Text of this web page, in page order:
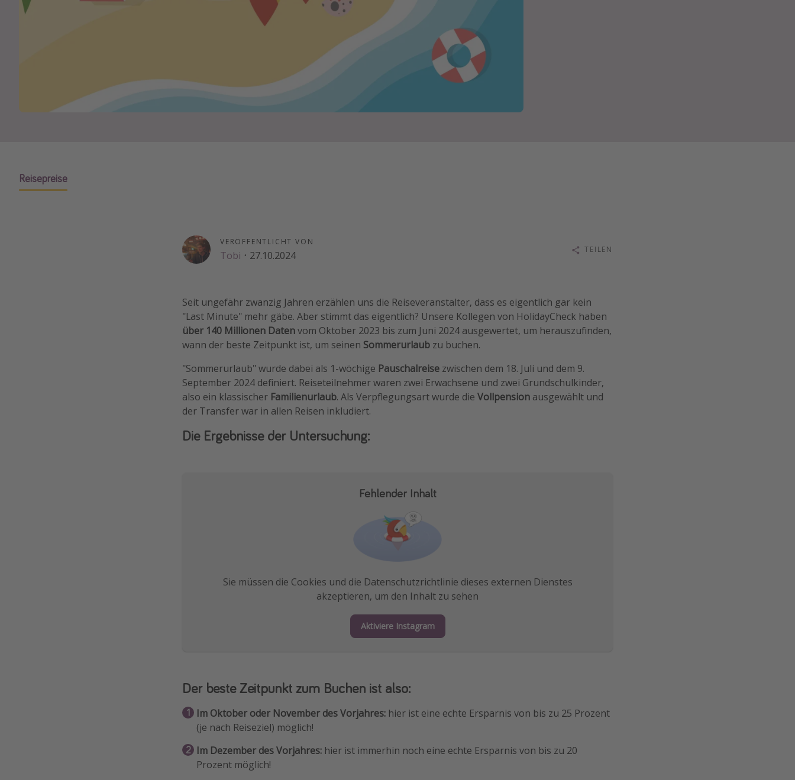
Reisepreise
VERÖFFENTLICHT VON
Tobi · 27.10.2024 TEILEN
Seit ungefähr zwanzig Jahren erzählen uns die Reiseveranstalter, dass es eigentlich gar kein
"Last Minute" mehr gäbe. Aber stimmt das eigentlich? Unsere Kollegen von HolidayCheck haben
über 140 Millionen Datenvom Oktober 2023 bis zum Juni 2024 ausgewertet, um herauszufinden,
wann der beste Zeitpunkt ist, um seinen Sommerurlaub zu buchen.
"Sommerurlaub" wurde dabei als 1-wöchige Pauschalreise zwischen dem 18. Juli und dem 9.
September 2024 definiert. Reiseteilnehmer waren zwei Erwachsene und zwei Grundschulkinder,
also ein klassischer Familienurlaub. Als Verpflegungsart wurde die Vollpension ausgewählt und
der Transfer war in allen Reisen inkludiert.
Die Ergebnisse der Untersuchung:
Fehlender Inhalt
Sie müssen die Cookies und die Datenschutzrichtlinie dieses externen Dienstes
akzeptieren, um den Inhalt zu sehen
Aktiviere Instagram
Der beste Zeitpunkt zum Buchen ist also:
Im Oktober oder November des Vorjahres: hier ist eine echte Ersparnis von bis zu 25 Prozent
(je nach Reiseziel) möglich!
Im Dezember des Vorjahres: hier ist immerhin noch eine echte Ersparnis von bis zu 20
Prozent möglich!